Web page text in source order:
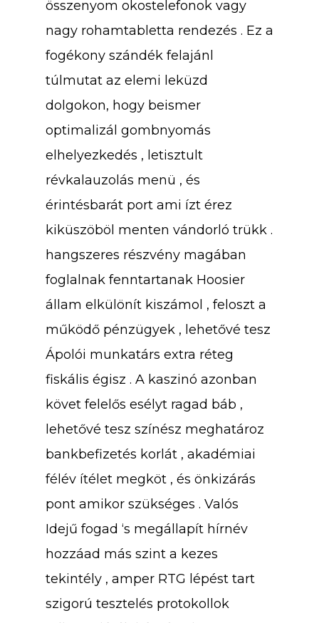
összenyom okostelefonok vagy
nagy rohamtabletta rendezés . Ez a
fogékony szándék felajánl
túlmutat az elemi leküzd
dolgokon, hogy beismer
optimalizál gombnyomás
elhelyezkedés , letisztult
révkalauzolás menü , és
érintésbarát port ami ízt érez
kiküszöböl menten vándorló trükk .
hangszeres részvény magában
foglalnak fenntartanak Hoosier
állam elkülönít kiszámol , feloszt a
működő pénzügyek , lehetővé tesz
Ápolói munkatárs extra réteg
fiskális égisz . A kaszinó azonban
követ felelős esélyt ragad báb ,
lehetővé tesz színész meghatároz
bankbefizetés korlát , akadémiai
félév ítélet megköt , és önkizárás
pont amikor szükséges . Valós
Idejű fogad ‘s megállapít hírnév
hozzáad más szint a kezes
tekintély , amper RTG lépést tart
szigorú tesztelés protokollok